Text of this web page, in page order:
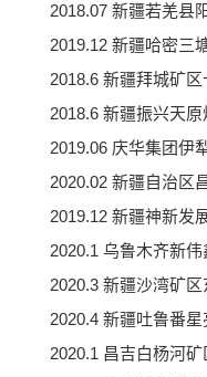
2018.07 新疆若羌
2019.12 新疆哈密三
2018.6 新疆拜城矿
2018.6 新疆振兴天
2019.06 庆华集团伊
2020.02 新疆自治区
2019.12 新疆神新发
2020.1 乌鲁木齐新
2020.3 新疆沙湾矿
2020.4 新疆吐鲁番
2020.1 昌吉白杨河